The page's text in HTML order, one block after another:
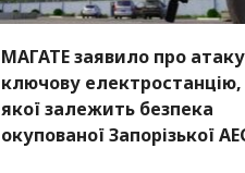
МАГАТЕ заявило про
ключову електростанцію,
якої залежить безпека
окупованої Запорізької